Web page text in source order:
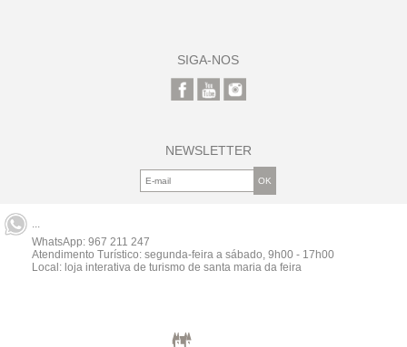
SIGA-NOS
NEWSLETTER
...
WhatsApp: 967 211 247
Atendimento Turístico: segunda-feira a sábado, 9h00 - 17h00
Local: loja interativa de turismo de santa maria da feira